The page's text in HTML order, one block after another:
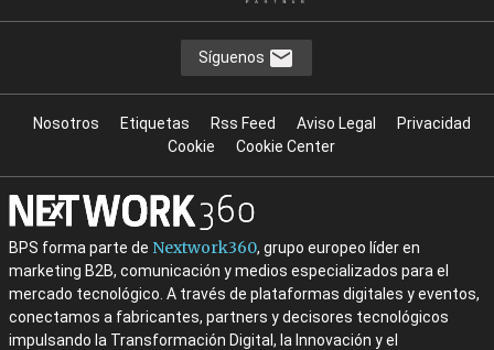
Síguenos
Nosotros Etiquetas Rss Feed Aviso Legal
Privacidad
Cookie
Cookie Center
BPS forma parte de Nextwork360, grupo europeo líder en
marketing B2B, comunicación y medios especializados para el
mercado tecnológico. A través de plataformas digitales y eventos,
conectamos a fabricantes, partners y decisores tecnológicos
impulsando la Transformación Digital, la Innovación y el